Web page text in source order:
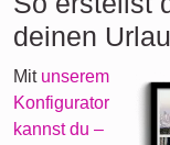
deinen
Mit unserem
Konfigurator
kannst du –